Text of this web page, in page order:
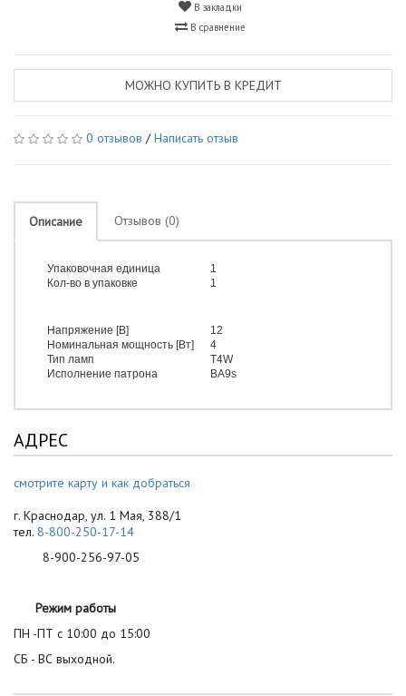
В закладки
В сравнение
МОЖНО КУПИТЬ В КРЕДИТ
0 отзывов /Написать отзыв
Описание Отзывов (0)
Упаковочная единица
1
Кол-во в упаковке
1
Напряжение [В]
12
Номинальная мощность [Вт]
4
Тип ламп
T4W
Исполнение патрона
BA9s
АДРЕС
смотрите карту и как добраться
г. Краснодар, ул. 1 Мая, 388/1
тел. 8-800-250-17-14
8-900-256-97-05
Режим работы
ПН -ПТ с 10:00 до 15:00
СБ - ВС выходной.